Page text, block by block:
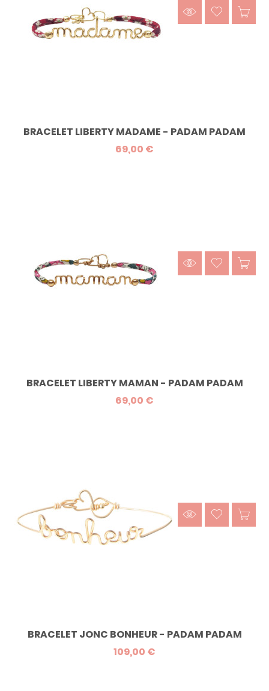
BRACELET LIBERTY MADAME - PADAM PADAM
69,00 €
BRACELET LIBERTY MAMAN - PADAM PADAM
69,00 €
BRACELET JONC BONHEUR - PADAM PADAM
109,00 €